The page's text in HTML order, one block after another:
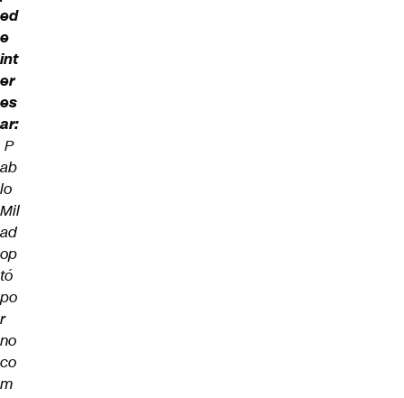
ed
e
int
er
es
ar:
P
ab
lo
Mil
ad
op
tó
po
r
no
co
m